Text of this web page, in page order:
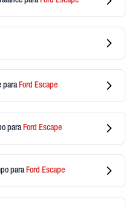
para Ford Escape
para Ford Escape
para Ford Escape